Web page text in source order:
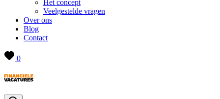
Het concept
Veelgestelde vragen
Over ons
Blog
Contact
0